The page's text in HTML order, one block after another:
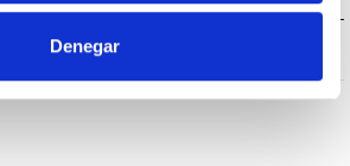
Denegar